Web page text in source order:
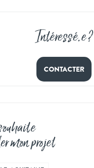
Intéressé.e ?
CONTACTER
mon projet